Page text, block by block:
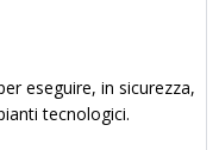
eseguire, in sicurezza,
tecnologici.